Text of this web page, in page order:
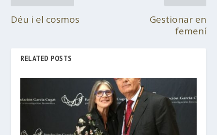
Déu i el cosmos
Gestionar en
femení
RELATED POSTS